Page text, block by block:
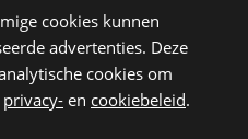
cookies kunnen
advertenties. Deze
cookies om
privacy- en cookiebeleid.